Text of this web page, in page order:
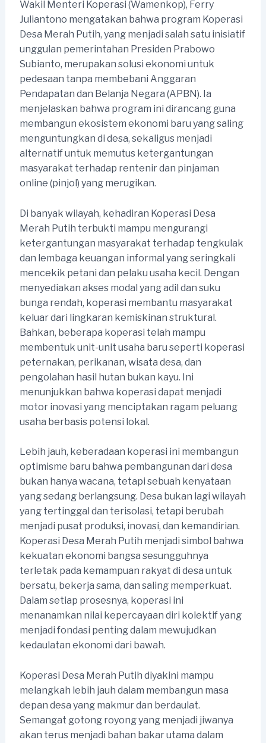
Wakil Menteri Koperasi (Wamenkop), Ferry
Juliantono mengatakan bahwa program Koperasi
Desa Merah Putih, yang menjadi salah satu inisiatif
unggulan pemerintahan Presiden Prabowo
Subianto, merupakan solusi ekonomi untuk
pedesaan tanpa membebani Anggaran
Pendapatan dan Belanja Negara (APBN). Ia
menjelaskan bahwa program ini dirancang guna
membangun ekosistem ekonomi baru yang saling
menguntungkan di desa, sekaligus menjadi
alternatif untuk memutus ketergantungan
masyarakat terhadap rentenir dan pinjaman
online (pinjol) yang merugikan.
Di banyak wilayah, kehadiran Koperasi Desa
Merah Putih terbukti mampu mengurangi
ketergantungan masyarakat terhadap tengkulak
dan lembaga keuangan informal yang seringkali
mencekik petani dan pelaku usaha kecil. Dengan
menyediakan akses modal yang adil dan suku
bunga rendah, koperasi membantu masyarakat
keluar dari lingkaran kemiskinan struktural.
Bahkan, beberapa koperasi telah mampu
membentuk unit-unit usaha baru seperti koperasi
peternakan, perikanan, wisata desa, dan
pengolahan hasil hutan bukan kayu. Ini
menunjukkan bahwa koperasi dapat menjadi
motor inovasi yang menciptakan ragam peluang
usaha berbasis potensi lokal.
Lebih jauh, keberadaan koperasi ini membangun
optimisme baru bahwa pembangunan dari desa
bukan hanya wacana, tetapi sebuah kenyataan
yang sedang berlangsung. Desa bukan lagi wilayah
yang tertinggal dan terisolasi, tetapi berubah
menjadi pusat produksi, inovasi, dan kemandirian.
Koperasi Desa Merah Putih menjadi simbol bahwa
kekuatan ekonomi bangsa sesungguhnya
terletak pada kemampuan rakyat di desa untuk
bersatu, bekerja sama, dan saling memperkuat.
Dalam setiap prosesnya, koperasi ini
menanamkan nilai kepercayaan diri kolektif yang
menjadi fondasi penting dalam mewujudkan
kedaulatan ekonomi dari bawah.
Koperasi Desa Merah Putih diyakini mampu
melangkah lebih jauh dalam membangun masa
depan desa yang makmur dan berdaulat.
Semangat gotong royong yang menjadi jiwanya
akan terus menjadi bahan bakar utama dalam